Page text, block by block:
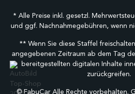
* Alle Preise inkl. gesetzl.
und ggf. Nachnahmegebühren, wenn
** Wenn Sie diese Staffel
angegebenen Zeitraum ab dem Tag
bereitgestellten digitalen Inhalte
zurückgreifen.
©FabuCar Alle Rechte vorbehalten.